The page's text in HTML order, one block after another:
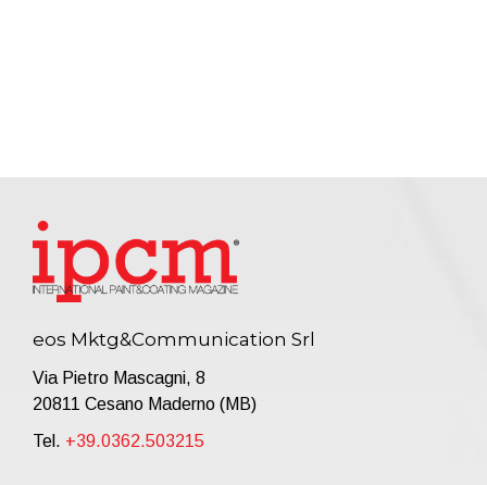
eos Mktg&Communication Srl
Via Pietro Mascagni, 8
20811 Cesano Maderno (MB)
Tel. +39.0362.503215